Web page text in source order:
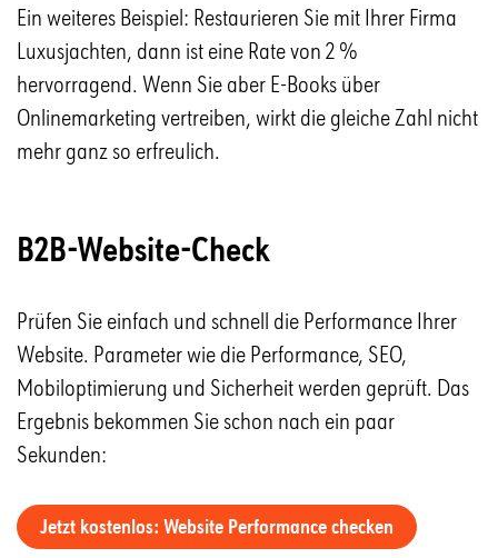
Ein weiteres Beispiel: Restaurieren Sie mit Ihrer Firma
Luxusjachten, dann ist eine Rate von 2 %
hervorragend. Wenn Sie aber E-Books über
Onlinemarketing vertreiben, wirkt die gleiche Zahl nicht
mehr ganz so erfreulich.
B2B-Website-Check
Prüfen Sie einfach und schnell die Performance Ihrer
Website. Parameter wie die Performance, SEO,
Mobiloptimierung und Sicherheit werden geprüft. Das
Ergebnis bekommen Sie schon nach ein paar
Sekunden:
Jetzt kostenlos: Website Performance checken